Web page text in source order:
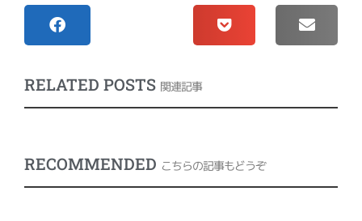
RELATED POSTS 関連記事
RECOMMENDED こちらの記事もどうぞ